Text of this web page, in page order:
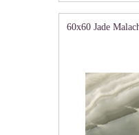
60x60 Jade